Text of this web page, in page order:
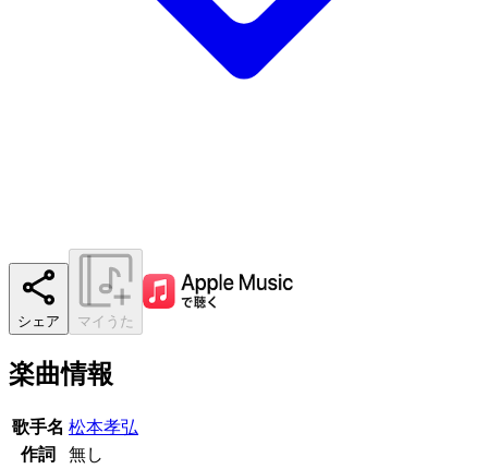
シェア マイうた
楽曲情報
歌手名 松本孝弘
作詞
無し